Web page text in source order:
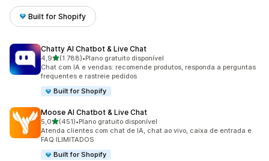
Built for Shopify
Chatty AI Chatbot & Live Chat
4,9de 5 estrelas
(1.788)
1788 avaliações ao todo
•Plano gratuito disponível
Chat com IA e vendas: recomende produtos, responda a perguntas
frequentes e rastreie pedidos
Built for Shopify
Moose AI Chatbot & Live Chat
5,0de 5 estrelas
(451)
451 avaliações ao todo
•Plano gratuito disponível
Atenda clientes com chat de IA, chat ao vivo, caixa de entrada e
FAQ ILIMITADOS
Built for Shopify